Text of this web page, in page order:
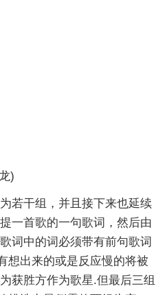
)
干组，并且接下来也延续
一首歌的一句歌词，然后由
词中的词必须带有前句歌词
想出来的或是反应慢的将被
获胜方作为歌星.但最后三组